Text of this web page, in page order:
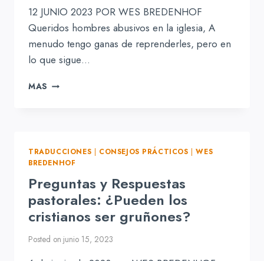
12 JUNIO 2023 POR WES BREDENHOF
Queridos hombres abusivos en la iglesia, A
menudo tengo ganas de reprenderles, pero en
lo que sigue…
MAS QUERIDOS
TRADUCCIONES CONSEJOS PRÁCTICOS |WES
BREDENHOF
Preguntas y Respuestas
pastorales: ¿Pueden los
cristianos ser gruñones?
Posted on junio 15, 2023